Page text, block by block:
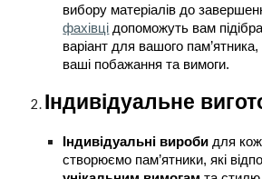
вибору матеріалів до
фахівці допоможуть вам
варіант для вашого
ваші побажання та вимоги.
Індивідуальне
Індивідуальні вироби для
створюємо пам’ятники, які